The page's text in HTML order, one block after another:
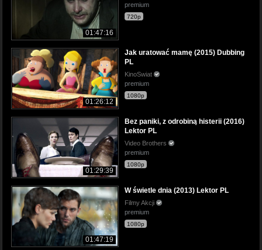
01:47:16
premium
720p
01:26:12
Jak uratować mamę (2015) Dubbing
PL
KinoSwiat
premium
1080p
01:29:39
Bez paniki, z odrobiną histerii (2016)
Lektor PL
Video Brothers
premium
1080p
01:47:19
W świetle dnia (2013) Lektor PL
Filmy Akcji
premium
1080p